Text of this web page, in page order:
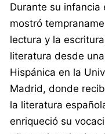
Durante su infancia
mostró
lectura y la
literatura desde
Hispánica en la
Madrid, donde
la literatura
enriqueció su